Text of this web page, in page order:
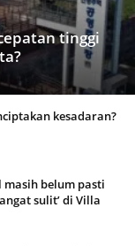
tinggi
kesadaran?
belum pasti
sulit’ di Villa